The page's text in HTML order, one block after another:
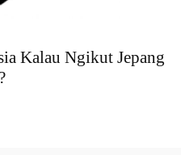
Kalau Ngikut Jepang